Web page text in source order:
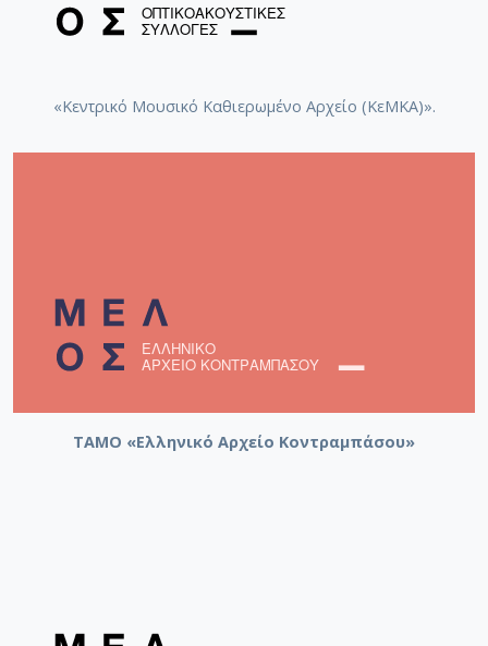
«Κεντρικό Μουσικό Καθιερωμένο Αρχείο (ΚεΜΚΑ)».
ΤΑΜΟ «Ελληνικό Αρχείο Κοντραμπάσου»